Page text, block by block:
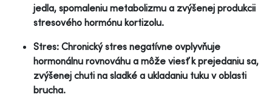
jedla, spomaleniu metabolizmu a zvýšenej produkcii
stresového hormónu kortizolu.
Stres: Chronický stres negatívne ovplyvňuje
hormonálnu rovnováhu a môže viesť k prejedaniu sa,
zvýšenej chuti na sladké a ukladaniu tuku v oblasti
brucha.